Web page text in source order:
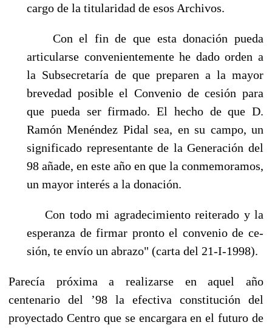
cargo de la ti­tularidad de esos Archivos.
Con el fin de que esta donación pueda
articularse convenientemente he dado orden a
la Subsecretaría de que preparen a la mayor
brevedad posible el Convenio de cesión para
que pueda ser firmado. El hecho de que D.
Ramón Menéndez Pidal sea, en su campo, un
signi­ficado representante de la Generación del
98 añade, en este año en que la conmemoramos,
un mayor interés a la donación.
Con todo mi agradecimiento reiterado y la
esperanza de firmar pronto el convenio de ce­
sión, te envío un abrazo" (carta del 21-I-1998).
Parecía próxima a realizarse en aquel año
centenario del ’98 la efectiva constitución del
proyec­tado Centro que se encargara en el futuro de